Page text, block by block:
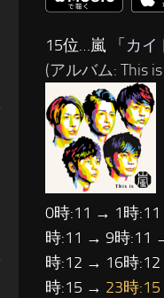
15位…嵐 「 カイ
(アルバム: This
0時:11 → 1時
時:11 → 9時:11
時:12 → 16時
時:15 → 23時:15